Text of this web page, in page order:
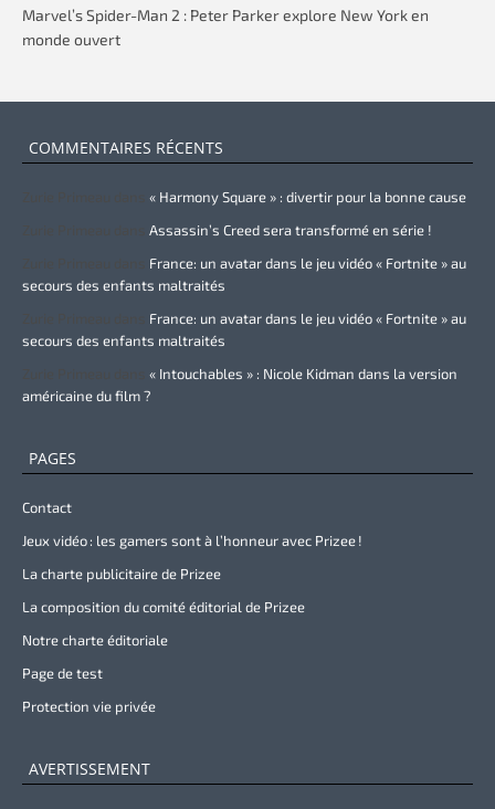
Marvel’s Spider-Man 2 : Peter Parker explore New York en
monde ouvert
COMMENTAIRES RÉCENTS
« Harmony Square » : divertir pour la bonne cause
Assassin’s Creed sera transformé en série !
France: un avatar dans le jeu vidéo « Fortnite » au
secours des enfants maltraités
France: un avatar dans le jeu vidéo « Fortnite » au
secours des enfants maltraités
« Intouchables » : Nicole Kidman dans la version
américaine du film ?
PAGES
Contact
Jeux vidéo : les gamers sont à l’honneur avec Prizee !
La charte publicitaire de Prizee
La composition du comité éditorial de Prizee
Notre charte éditoriale
Page de test
Protection vie privée
AVERTISSEMENT